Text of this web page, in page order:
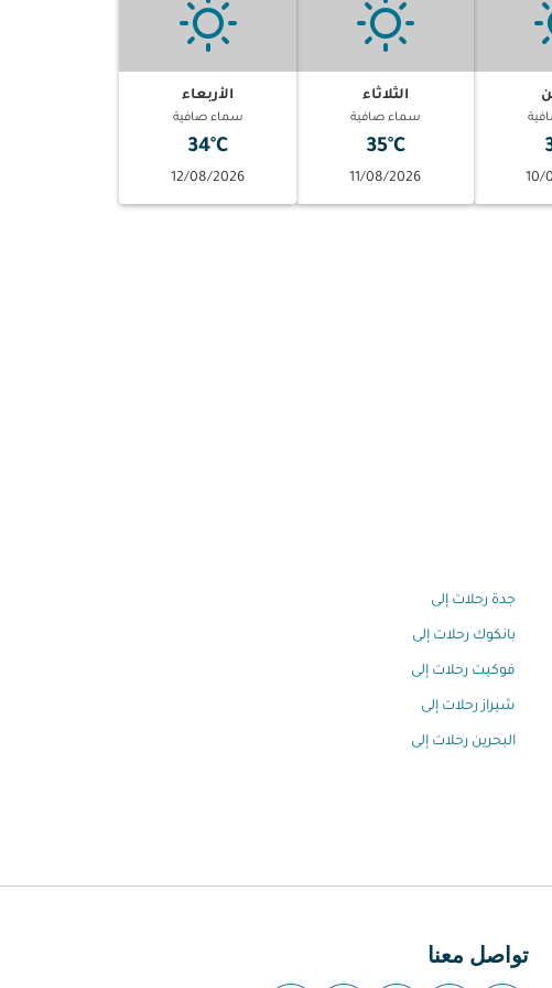
10/
الثلاثاء
سماء صافية
35°C
11/08/2026
الأربعاء
سماء صافية
34°C
12/08/2026
جدة رحلات إلى
بانكوك رحلات إلى
فوكيت رحلات إلى
شيراز رحلات إلى
البحرين رحلات إلى
تواصل معنا